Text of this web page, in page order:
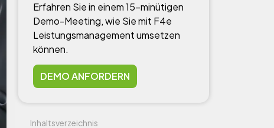
Erfahren Sie in einem 15-minütigen
Demo-Meeting, wie Sie mit F4e
Leistungsmanagement umsetzen
können.
DEMO ANFORDERN
Inhaltsverzeichnis